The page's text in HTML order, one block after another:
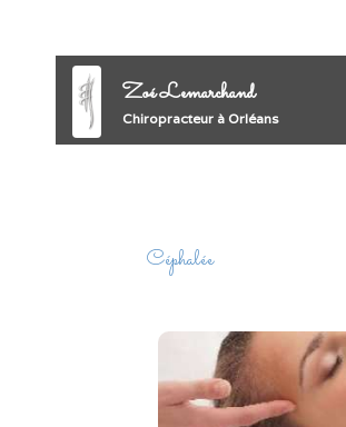
Zoé Lemarchand
Chiropracteur à Orléans
Céphalée